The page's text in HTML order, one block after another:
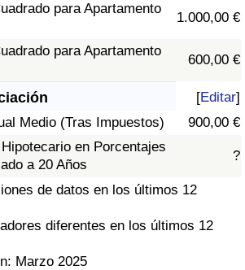
para Apartamento
1.000,00 €
para Apartamento
600,00 €
[Editar]
Medio (Tras Impuestos)
900,00 €
en Porcentajes
a 20 Años
?
de datos en los últimos 12
diferentes en los últimos 12
Marzo 2025
de Criminalidad
por país
(Actual)